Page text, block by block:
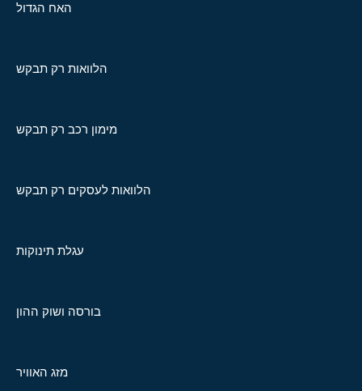
האח הגדול
הלוואות רק תבקש
מימון רכב רק תבקש
הלוואות לעסקים רק תבקש
עגלת תינוקות
בורסה ושוק ההון
מזג האוויר